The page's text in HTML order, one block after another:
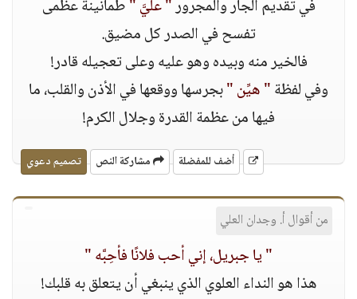
في تقديم الجار والمجرور" عليَّ "طمأنينةٌ عظمى
تفسح في الصدر كل مضيق.
فالخير منه وبيده وهو عليه وعلى تعجيله قادر!
وفي لفظة" هيِّن "بجرسها ووقعها في الأذن والقلب، ما
فيها من عظمة القدرة وجلال الكرم!
أضف للمفضلة مشاركة النص تصميم دعوي
من أقوال أ. وجدان العلي
" يا جبريل، إني أحب فلانًا فأحِبَّه "
هذا هو النداء العلوي الذي ينبغي أن يتعلق به قلبك!